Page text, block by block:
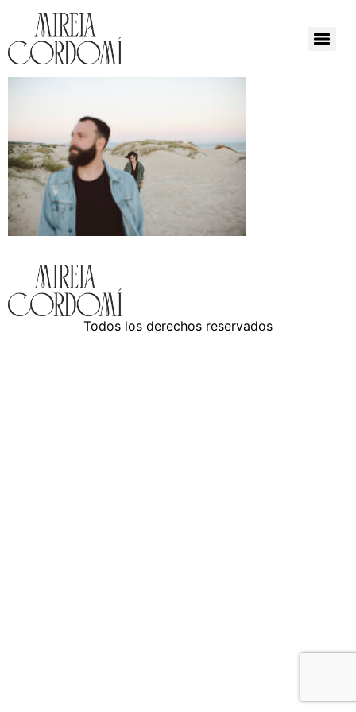
Todos los derechos reservados